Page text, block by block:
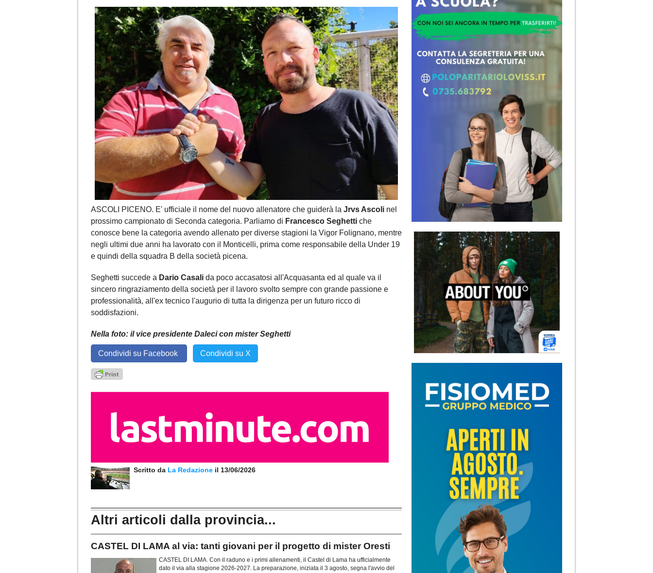
ASCOLI PICENO. E' ufficiale il nome del nuovo allenatore che guiderà la Jrvs Ascoli nel
prossimo campionato di Seconda categoria. Parliamo di Francesco Seghetti che
conosce bene la categoria avendo allenato per diverse stagioni la Vigor Folignano, mentre
negli ultimi due anni ha lavorato con il Monticelli, prima come responsabile della Under 19
e quindi della squadra B della società picena.
Seghetti succede a Dario Casali da poco accasatosi all'Acquasanta ed al quale va il
sincero ringraziamento della società per il lavoro svolto sempre con grande passione e
professionalità, all'ex tecnico l'augurio di tutta la dirigenza per un futuro ricco di
soddisfazioni.
Nella foto: il vice presidente Daleci con mister Seghetti
Condividi su Facebook Condividi su X
Scritto da La Redazione il 13/06/2026
Altri articoli dalla provincia...
CASTEL DI LAMA al via: tanti giovani per il progetto di mister Oresti
CASTEL DI LAMA. Con il raduno e i primi allenamenti, il Castel di Lama ha ufficialmente
dato il via alla stagione 2026-2027. La preparazione, iniziata il 3 agosto, segna l'avvio del